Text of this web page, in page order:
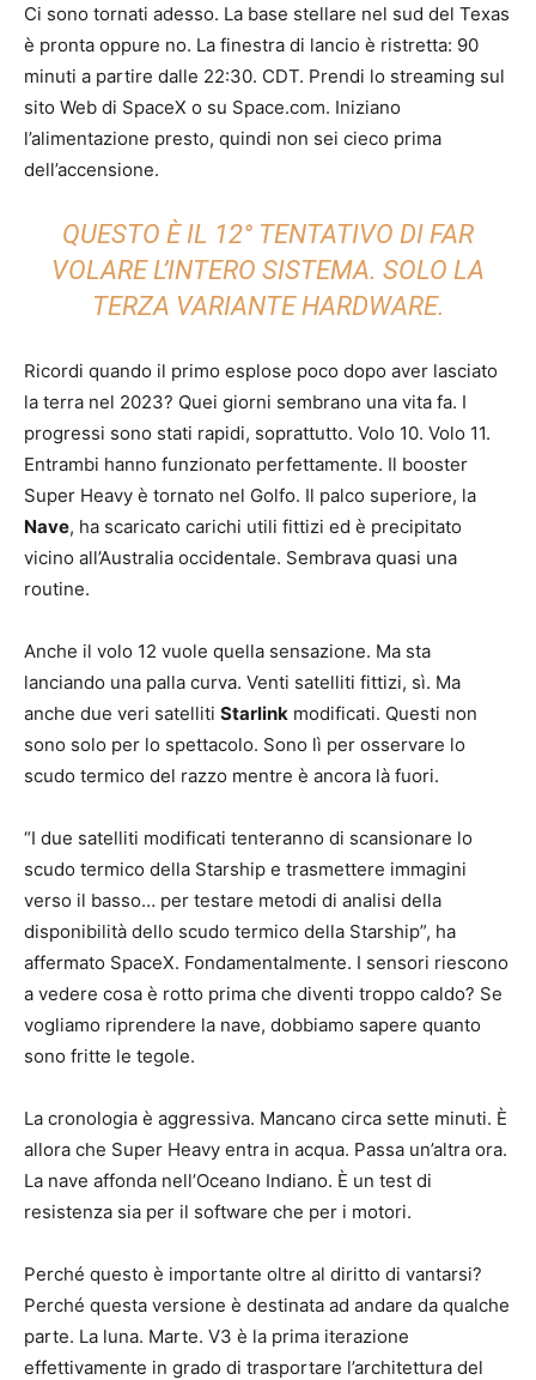
Ci sono tornati adesso. La base stellare nel sud del Texas
è pronta oppure no. La finestra di lancio è ristretta: 90
minuti a partire dalle 22:30. CDT. Prendi lo streaming sul
sito Web di SpaceX o su Space.com. Iniziano
l’alimentazione presto, quindi non sei cieco prima
dell’accensione.
QUESTO È IL 12° TENTATIVO DI FAR
VOLARE L’INTERO SISTEMA. SOLO LA
TERZA VARIANTE HARDWARE.
Ricordi quando il primo esplose poco dopo aver lasciato
la terra nel 2023? Quei giorni sembrano una vita fa. I
progressi sono stati rapidi, soprattutto. Volo 10. Volo 11.
Entrambi hanno funzionato perfettamente. Il booster
Super Heavy è tornato nel Golfo. Il palco superiore, la
Nave, ha scaricato carichi utili fittizi ed è precipitato
vicino all’Australia occidentale. Sembrava quasi una
routine.
Anche il volo 12 vuole quella sensazione. Ma sta
lanciando una palla curva. Venti satelliti fittizi, sì. Ma
anche due veri satelliti Starlink modificati. Questi non
sono solo per lo spettacolo. Sono lì per osservare lo
scudo termico del razzo mentre è ancora là fuori.
“I due satelliti modificati tenteranno di scansionare lo
scudo termico della Starship e trasmettere immagini
verso il basso… per testare metodi di analisi della
disponibilità dello scudo termico della Starship”, ha
affermato SpaceX. Fondamentalmente. I sensori riescono
a vedere cosa è rotto prima che diventi troppo caldo? Se
vogliamo riprendere la nave, dobbiamo sapere quanto
sono fritte le tegole.
La cronologia è aggressiva. Mancano circa sette minuti. È
allora che Super Heavy entra in acqua. Passa un’altra ora.
La nave affonda nell’Oceano Indiano. È un test di
resistenza sia per il software che per i motori.
Perché questo è importante oltre al diritto di vantarsi?
Perché questa versione è destinata ad andare da qualche
parte. La luna. Marte. V3 è la prima iterazione
effettivamente in grado di trasportare l’architettura del